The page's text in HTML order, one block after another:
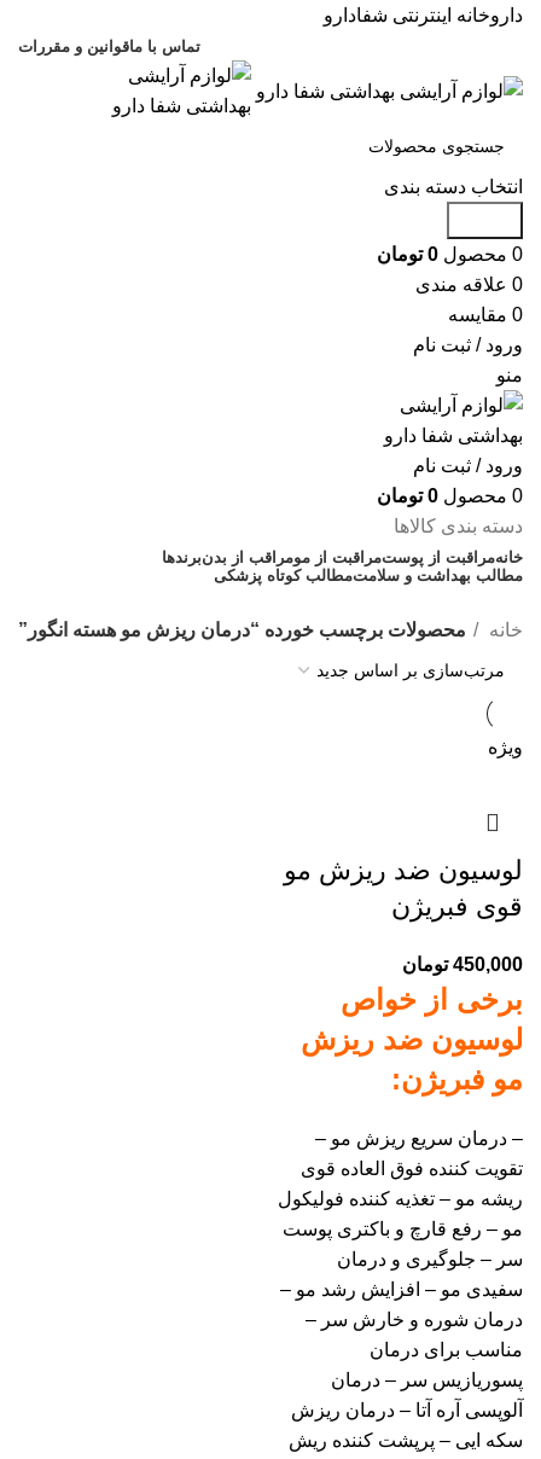
داروخانه اینترنتی شفادارو
تماس با ماقوانین و مقررات
انتخاب دسته بندی
0 محصول 0 تومان
0 علاقه مندی
0 مقایسه
ورود / ثبت نام
منو
ورود / ثبت نام
0 محصول 0 تومان
دسته بندی کالاها
خانهمراقبت از پوستمراقبت از مومراقب از بدنبرندها
مطالب بهداشت و سلامتمطالب کوتاه پزشکی
خانه محصولات برچسب خورده “درمان ریزش مو هسته انگور”
ویژه
لوسیون ضد ریزش مو
قوی فبریژن
450,000 تومان
برخی از خواص
لوسیون ضد ریزش
مو فبریژن:
– درمان سریع ریزش مو –
تقویت کننده فوق العاده قوی
ریشه مو – تغذیه کننده فولیکول
مو – رفع قارچ و باکتری پوست
سر – جلوگیری و درمان
سفیدی مو – افزایش رشد مو –
درمان شوره و خارش سر –
مناسب برای درمان
پسوریازیس سر – درمان
آلوپسی آره آتا – درمان ریزش
سکه ایی – پرپشت کننده ریش